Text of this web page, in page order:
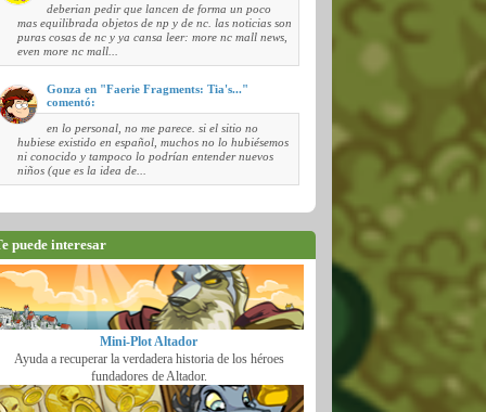
deberian pedir que lancen de forma un poco
mas equilibrada objetos de np y de nc. las noticias son
puras cosas de nc y ya cansa leer: more nc mall news,
even more nc mall...
Gonza en "Faerie Fragments: Tia's..."
comentó:
en lo personal, no me parece. si el sitio no
hubiese existido en español, muchos no lo hubiésemos
ni conocido y tampoco lo podrían entender nuevos
niños (que es la idea de...
puede interesar
Mini-Plot Altador
Ayuda a recuperar la verdadera historia de los héroes
fundadores de Altador.